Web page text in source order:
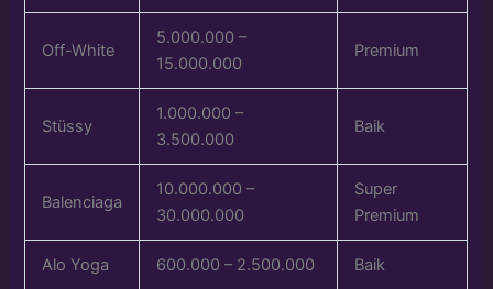
Off-White
5.000.000 –
15.000.000
Premium
Stüssy
1.000.000 –
3.500.000
Baik
Balenciaga
10.000.000 –
30.000.000
Super
Premium
Alo Yoga 600.000 – 2.500.000 Baik